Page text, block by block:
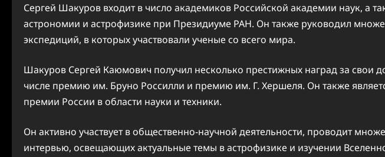
Сергей Шакуров входит в число академиков Российской академии наук, а
астрономии и астрофизике при Президиуме РАН. Он также руководил
экспедиций, в которых участвовали ученые со всего мира.
Шакуров Сергей Каюмович получил несколько престижных наград за свои
числе премию им. Бруно Россилли и премию им. Г. Хершеля. Он также
премии России в области науки и техники.
Он активно участвует в общественно-научной деятельности, проводит
интервью, освещающих актуальные темы в астрофизике и изучении